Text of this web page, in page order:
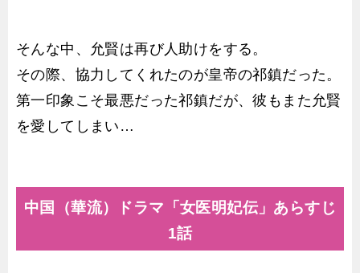
そんな中、允賢は再び人助けをする。
その際、協力してくれたのが皇帝の祁鎮だった。
第一印象こそ最悪だった祁鎮だが、彼もまた允賢
を愛してしまい…
中国（華流）ドラマ「女医明妃伝」あらすじ
1話